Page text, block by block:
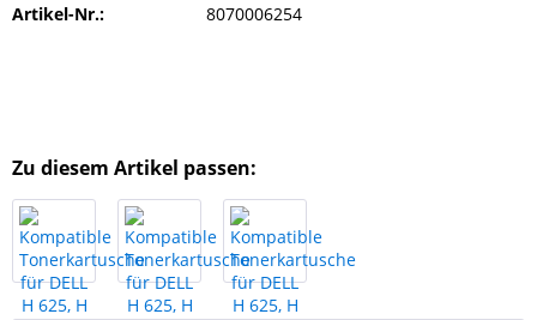
Artikel-Nr.: 8070006254
Zu diesem Artikel passen: